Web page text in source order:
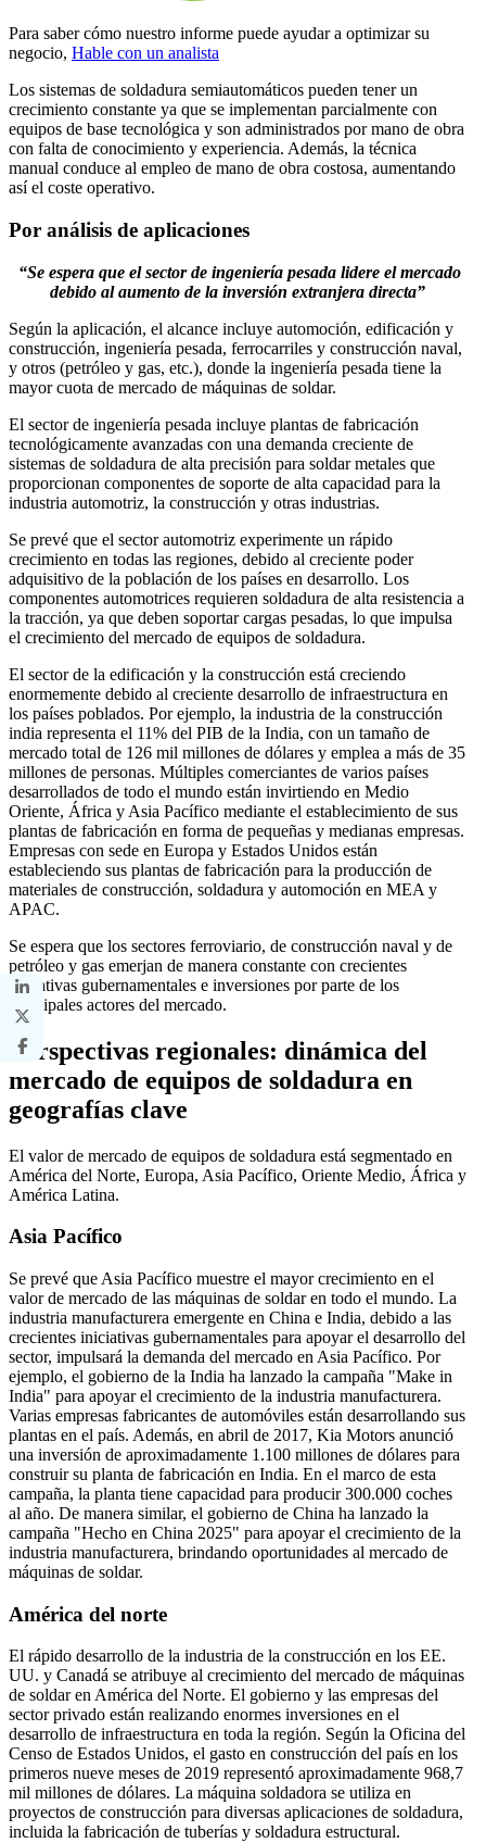
Para saber cómo nuestro informe puede ayudar a optimizar su
negocio, Hable con un analista
Los sistemas de soldadura semiautomáticos pueden tener un
crecimiento constante ya que se implementan parcialmente con
equipos de base tecnológica y son administrados por mano de obra
con falta de conocimiento y experiencia. Además, la técnica
manual conduce al empleo de mano de obra costosa, aumentando
así el coste operativo.
Por análisis de aplicaciones
“Se espera que el sector de ingeniería pesada lidere el mercado
debido al aumento de la inversión extranjera directa”
Según la aplicación, el alcance incluye automoción, edificación y
construcción, ingeniería pesada, ferrocarriles y construcción naval,
y otros (petróleo y gas, etc.), donde la ingeniería pesada tiene la
mayor cuota de mercado de máquinas de soldar.
El sector de ingeniería pesada incluye plantas de fabricación
tecnológicamente avanzadas con una demanda creciente de
sistemas de soldadura de alta precisión para soldar metales que
proporcionan componentes de soporte de alta capacidad para la
industria automotriz, la construcción y otras industrias.
Se prevé que el sector automotriz experimente un rápido
crecimiento en todas las regiones, debido al creciente poder
adquisitivo de la población de los países en desarrollo. Los
componentes automotrices requieren soldadura de alta resistencia a
la tracción, ya que deben soportar cargas pesadas, lo que impulsa
el crecimiento del mercado de equipos de soldadura.
El sector de la edificación y la construcción está creciendo
enormemente debido al creciente desarrollo de infraestructura en
los países poblados. Por ejemplo, la industria de la construcción
india representa el 11% del PIB de la India, con un tamaño de
mercado total de 126 mil millones de dólares y emplea a más de 35
millones de personas. Múltiples comerciantes de varios países
desarrollados de todo el mundo están invirtiendo en Medio
Oriente, África y Asia Pacífico mediante el establecimiento de sus
plantas de fabricación en forma de pequeñas y medianas empresas.
Empresas con sede en Europa y Estados Unidos están
estableciendo sus plantas de fabricación para la producción de
materiales de construcción, soldadura y automoción en MEA y
APAC.
Se espera que los sectores ferroviario, de construcción naval y de
petróleo y gas emerjan de manera constante con crecientes
iniciativas gubernamentales e inversiones por parte de los
principales actores del mercado.
Perspectivas regionales: dinámica del
mercado de equipos de soldadura en
geografías clave
El valor de mercado de equipos de soldadura está segmentado en
América del Norte, Europa, Asia Pacífico, Oriente Medio, África y
América Latina.
Asia Pacífico
Se prevé que Asia Pacífico muestre el mayor crecimiento en el
valor de mercado de las máquinas de soldar en todo el mundo. La
industria manufacturera emergente en China e India, debido a las
crecientes iniciativas gubernamentales para apoyar el desarrollo del
sector, impulsará la demanda del mercado en Asia Pacífico. Por
ejemplo, el gobierno de la India ha lanzado la campaña "Make in
India" para apoyar el crecimiento de la industria manufacturera.
Varias empresas fabricantes de automóviles están desarrollando sus
plantas en el país. Además, en abril de 2017, Kia Motors anunció
una inversión de aproximadamente 1.100 millones de dólares para
construir su planta de fabricación en India. En el marco de esta
campaña, la planta tiene capacidad para producir 300.000 coches
al año. De manera similar, el gobierno de China ha lanzado la
campaña "Hecho en China 2025" para apoyar el crecimiento de la
industria manufacturera, brindando oportunidades al mercado de
máquinas de soldar.
América del norte
El rápido desarrollo de la industria de la construcción en los EE.
UU. y Canadá se atribuye al crecimiento del mercado de máquinas
de soldar en América del Norte. El gobierno y las empresas del
sector privado están realizando enormes inversiones en el
desarrollo de infraestructura en toda la región. Según la Oficina del
Censo de Estados Unidos, el gasto en construcción del país en los
primeros nueve meses de 2019 representó aproximadamente 968,7
mil millones de dólares. La máquina soldadora se utiliza en
proyectos de construcción para diversas aplicaciones de soldadura,
incluida la fabricación de tuberías y soldadura estructural.